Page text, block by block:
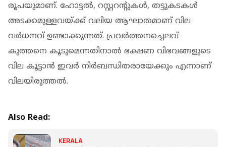
രൂപയുമാണ്. ഹോട്ടല്‍, റസ്റ്ററന്റുകള്‍, തട്ടുകടകള്‍
അടക്കമുള്ളവയ്ക്ക് വലിയ ആഘാതമാണ് വില
വർധനവ് ഉണ്ടാക്കുന്നത്. പ്രവര്‍ത്തനച്ചെലവ്
കുത്തനെ കൂടുമെന്നതിനാല്‍ ഭക്ഷണ വിഭവങ്ങളുടെ
വില കൂട്ടാന്‍ ഇവര്‍ നിര്‍ബന്ധിതരായേക്കും എന്നാണ്
വിലയിരുത്തല്‍.
Also Read:
KERALA